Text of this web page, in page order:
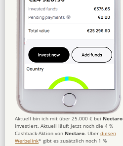
Aktuell bin ich mit über 25.000 € bei Nectaro
investiert. Aktuell läuft jetzt noch die 4 %
Cashback-Aktion von Nectaro. Über diesen
Werbelink* gibt es zusätzlich noch 1 %